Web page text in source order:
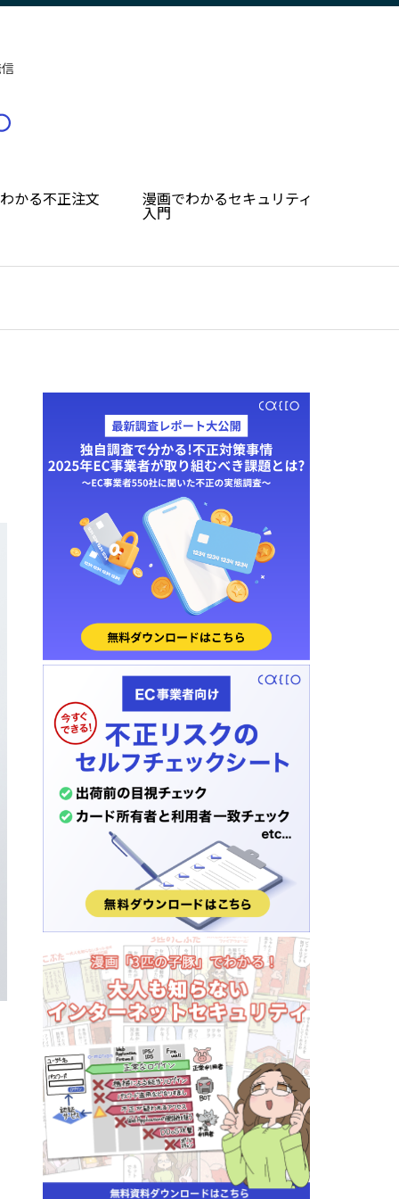
かる不正注文
漫画でわかるセキュリティ
入門